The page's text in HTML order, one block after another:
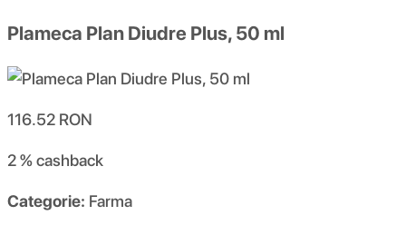
Plameca Plan Diudre Plus, 50 ml
116.52 RON
2 %cashback
Categorie: Farma